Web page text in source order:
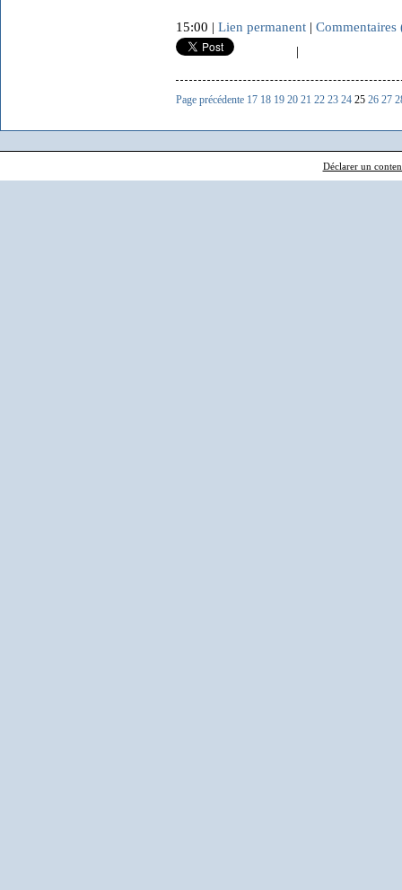
15:00 | Lien permanent | Commentaires
|
Page précédente 17 18 19 20 21 22 23 24 25 26 27
Déclarer un